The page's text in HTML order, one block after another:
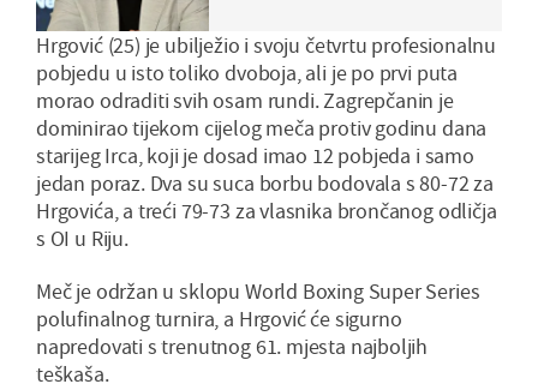
Hrgović (25) je ubilježio i svoju četvrtu profesionalnu
pobjedu u isto toliko dvoboja, ali je po prvi puta
morao odraditi svih osam rundi. Zagrepčanin je
dominirao tijekom cijelog meča protiv godinu dana
starijeg Irca, koji je dosad imao 12 pobjeda i samo
jedan poraz. Dva su suca borbu bodovala s 80-72 za
Hrgovića, a treći 79-73 za vlasnika brončanog odličja
s OI u Riju.
Meč je održan u sklopu World Boxing Super Series
polufinalnog turnira, a Hrgović će sigurno
napredovati s trenutnog 61. mjesta najboljih
teškaša.